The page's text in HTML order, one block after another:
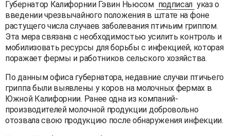
Губернатор Калифорнии Гэвин Ньюсом подписал указ о
введении чрезвычайного положения в штате на фоне
растущего числа случаев заболевания птичьим гриппом.
Эта мера связана с необходимостью усилить контроль и
мобилизовать ресурсы для борьбы с инфекцией, которая
поражает фермы и работников сельского хозяйства.
По данным офиса губернатора, недавние случаи птичьего
гриппа были выявлены у коров на молочных фермах в
Южной Калифорнии. Ранее одна из компаний-
производителей молочной продукции добровольно
отозвала свою продукцию после обнаружения инфекции.